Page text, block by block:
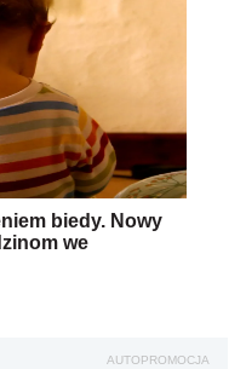
biedy. Nowy
we
AUTOPROMOCJA